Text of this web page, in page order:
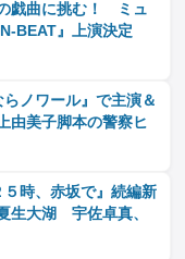
戯曲に挑む！ ミュ
』上演決定
ノワール』で主演＆
美子脚本の警察ヒ
時、赤坂で』続編新
生大湖 宇佐卓真、